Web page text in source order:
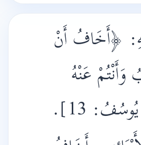
﴿أَخَافُ أَنْ
وَأَنْتُمْ عَنْهُ
13].